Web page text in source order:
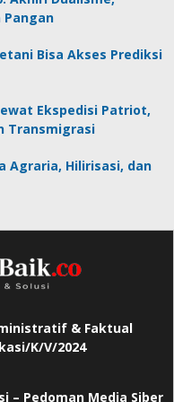
Bisa Akses Prediksi
Ekspedisi Patriot,
Transmigrasi
Agraria, Hilirisasi, dan
& Faktual
K/V/2024
– Pedoman Media Siber